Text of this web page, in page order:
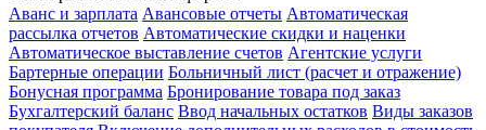
Аванс и зарплата Авансовые отчеты Автоматическая
рассылка отчетов Автоматические скидки и наценки
Автоматическое выставление счетов Агентские услуги
Бартерные операции Больничный лист (расчет и отражение)
Бонусная программа Бронирование товара под заказ
Бухгалтерский баланс Ввод начальных остатков Виды заказов